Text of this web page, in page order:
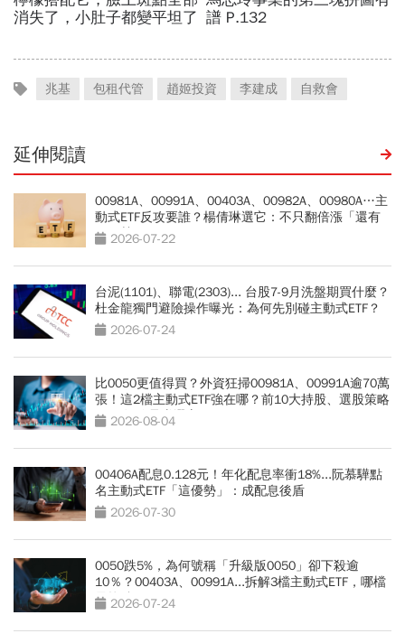
兆基 包租代管 趙姬投資 李建成 自救會
延伸閱讀
00981A、00991A、00403A、00982A、00980A…主
動式ETF反攻要誰？楊倩琳選它：不只翻倍漲「還有
一優勢」
2026-07-22
台泥(1101)、聯電(2303)... 台股7-9月洗盤期買什麼？
杜金龍獨門避險操作曝光：為何先別碰主動式ETF？
2026-07-24
比0050更值得買？外資狂掃00981A、00991A逾70萬
張！這2檔主動式ETF強在哪？前10大持股、選股策略
PK：短線暴賺選它
2026-08-04
00406A配息0.128元！年化配息率衝18%...阮慕驊點
名主動式ETF「這優勢」：成配息後盾
2026-07-30
0050跌5%，為何號稱「升級版0050」卻下殺逾
10％？00403A、00991A...拆解3檔主動式ETF，哪檔
最抗跌？
2026-07-24